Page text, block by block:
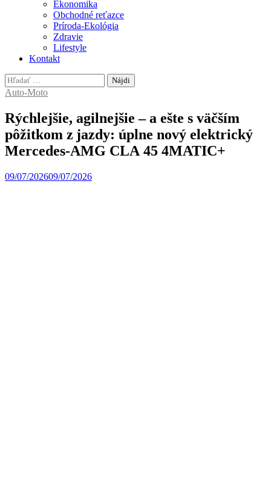
Ekonomika
Obchodné reťazce
Príroda-Ekológia
Zdravie
Lifestyle
Kontakt
Hľadať:
Auto-Moto
Rýchlejšie, agilnejšie – a ešte s väčším
pôžitkom z jazdy: úplne nový elektrický
Mercedes-AMG CLA 45 4MATIC+
09/07/202609/07/2026